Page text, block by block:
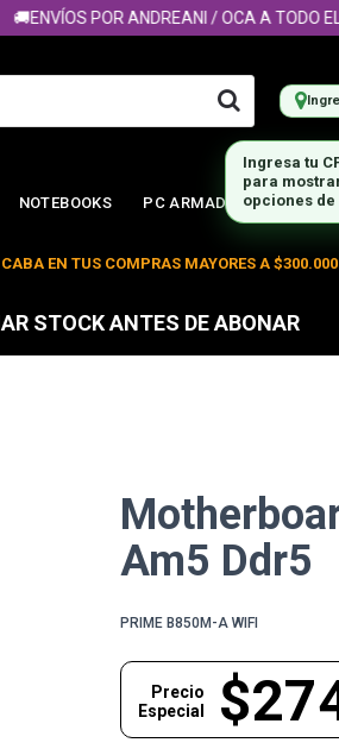
POR ANDREANI / OCA A TODO EL
NOTEBOOKS PC ARMADA
EN TUS COMPRAS MAYORES A $300.000
STOCK ANTES DE ABONAR
Am5 Ddr5
PRIME B850M-A WIFI
Precio
Especial
Ingresa tu
para
opciones de